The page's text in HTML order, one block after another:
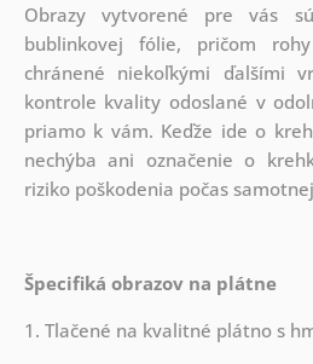
Obrazy vytvorené pre vás
bublinkovej fólie, pričom
chránené niekoľkými ďalšími
kontrole kvality odoslané v
priamo k vám. Keďže ide o
nechýba ani označenie o
riziko poškodenia počas
Špecifiká obrazov na plátne
1. Tlačené na kvalitné plátno s